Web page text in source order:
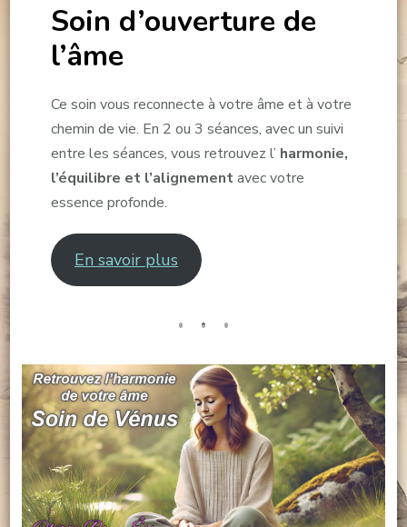
Soin d’ouverture de
l’âme
Ce soin vous reconnecte à votre âme et à votre
chemin de vie. En 2 ou 3 séances, avec un suivi
entre les séances, vous retrouvez l’ harmonie,
l’équilibre et l’alignementavec votre
essence profonde.
En savoir plus